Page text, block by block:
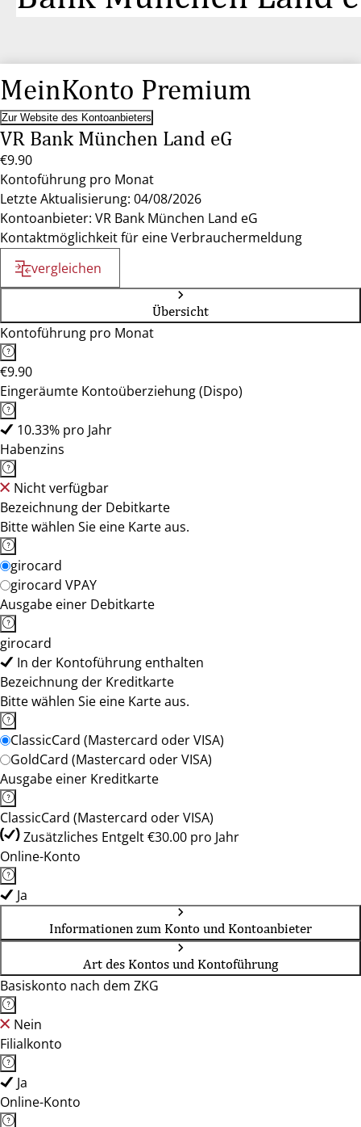
MeinKonto Premium
Zur Website des Kontoanbieters
VR Bank München Land eG
€9.90
Kontoführung pro Monat
Letzte Aktualisierung: 04/08/2026
Kontoanbieter: VR Bank München Land eG
Kontaktmöglichkeit für eine Verbrauchermeldung
vergleichen
Übersicht
Kontoführung pro Monat
€9.90
Eingeräumte Kontoüberziehung (Dispo)
10.33% pro Jahr
Habenzins
Nicht verfügbar
Bezeichnung der Debitkarte
Bitte wählen Sie eine Karte aus.
girocard
girocard VPAY
Ausgabe einer Debitkarte
girocard
In der Kontoführung enthalten
Bezeichnung der Kreditkarte
Bitte wählen Sie eine Karte aus.
ClassicCard (Mastercard oder VISA)
GoldCard (Mastercard oder VISA)
Ausgabe einer Kreditkarte
ClassicCard (Mastercard oder VISA)
Zusätzliches Entgelt €30.00 pro Jahr
Online-Konto
Ja
Informationen zum Konto und Kontoanbieter
Art des Kontos und Kontoführung
Basiskonto nach dem ZKG
Nein
Filialkonto
Ja
Online-Konto